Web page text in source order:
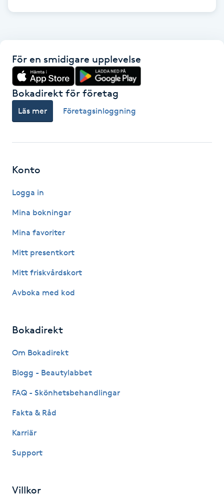
Gua Sha-massage
H
Headspa
Healing
HIFU
Hollywood Peel
Huduppstramning
Hudvård
Hyperhidros
För en smidigare upplevelse
Bokadirekt för företag
Läs mer Företagsinloggning
Konto
Logga in
Mina bokningar
Mina favoriter
Mitt presentkort
Mitt friskvårdskort
Avboka med kod
Bokadirekt
Om Bokadirekt
Blogg - Beautylabbet
FAQ - Skönhetsbehandlingar
Fakta & Råd
Karriär
Support
Villkor